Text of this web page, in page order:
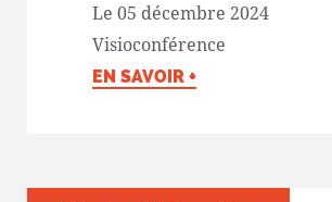
Le 05 décembre 2024
Visioconférence
EN SAVOIR +